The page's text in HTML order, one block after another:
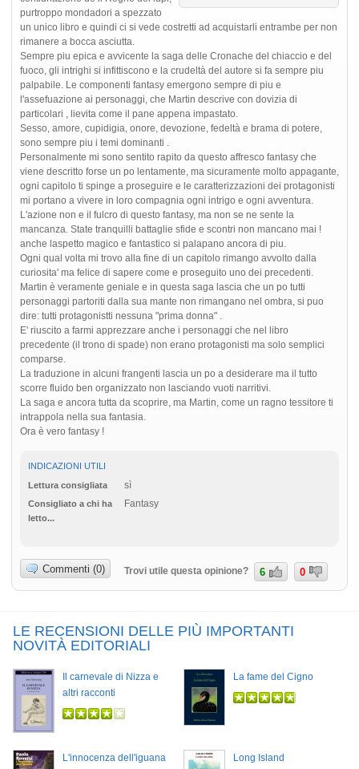
purtroppo mondadori a spezzato
un unico libro e quindi ci si vede costretti ad acquistarli entrambe per non
rimanere a bocca asciutta.
Sempre piu epica e avvicente la saga delle Cronache del chiaccio e del
fuoco, gli intrighi si infittiscono e la crudeltà del autore si fa sempre piu
palpabile. Le componenti fantasy emergono sempre di piu e
l'assefuazione ai personaggi, che Martin descrive con dovizia di
particolari , lievita come il pane appena impastato.
Sesso, amore, cupidigia, onore, devozione, fedeltà e brama di potere,
sono sempre piu i temi dominanti .
Personalmente mi sono sentito rapito da questo affresco fantasy che
viene descritto forse un po lentamente, ma sicuramente molto appagante,
ogni capitolo ti spinge a proseguire e le caratterizzazioni dei protagonisti
mi portano a vivere in loro compagnia ogni intrigo e ogni avventura.
L'azione non e il fulcro di questo fantasy, ma non se ne sente la
mancanza. State tranquilli battaglie sfide e scontri non mancano mai !
anche laspetto magico e fantastico si palapano ancora di piu.
Ogni qual volta mi trovo alla fine di un capitolo rimango avvolto dalla
curiosita' ma felice di sapere come e proseguito uno dei precedenti.
Martin è veramente geniale e in questa saga lascia che un po tutti
personaggi partoriti dalla sua mante non rimangano nel ombra, si puo
dire: tutti protagonistti nessuna "prima donna" .
E' riuscito a farmi apprezzare anche i personaggi che nel libro
precedente (il trono di spade) non erano protagonisti ma solo semplici
comparse.
La traduzione in alcuni frangenti lascia un po a desiderare ma il tutto
scorre fluido ben organizzato non lasciando vuoti narritivi.
La saga e ancora tutta da scoprire, ma Martin, come un ragno tessitore ti
intrappola nella sua fantasia.
Ora è vero fantasy !
INDICAZIONI UTILI
Lettura consigliata
sì
Consigliato a chi ha
letto...
Fantasy
Commenti (0) Trovi utile questa opinione? 6 0
LE RECENSIONI DELLE PIÙ IMPORTANTI
NOVITÀ EDITORIALI
Il carnevale di Nizza e
altri racconti
La fame del Cigno
L'innocenza dell'iguana Long Island